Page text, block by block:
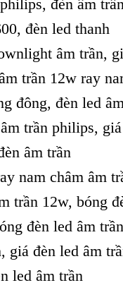
đèn âm
đèn led thanh
âm trần,
trần 12w ray
đông, đèn led
trần philips, giá
âm trần
nam châm âm
trần 12w, bóng
đèn led âm
giá đèn led âm
led âm trần